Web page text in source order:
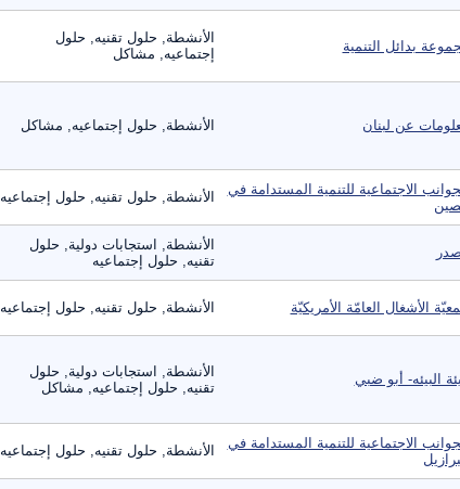
بدائل التنمية
الأنشطة, حلول تقنيه, حلول
إجتماعيه, مشاكل
عن لبنان الأنشطة, حلول إجتماعيه, مشاكل
الاجتماعية للتنمية المستدامة في
الأنشطة, حلول تقنيه, حلول إجتماعيه
الأنشطة, استجابات دولية, حلول
تقنيه, حلول إجتماعيه
الأشغال العامّة الأمريكيّة الأنشطة, حلول تقنيه, حلول إجتماعيه
البيئه- أبو ضبي
الأنشطة, استجابات دولية, حلول
تقنيه, حلول إجتماعيه, مشاكل
الاجتماعية للتنمية المستدامة في
الأنشطة, حلول تقنيه, حلول إجتماعيه